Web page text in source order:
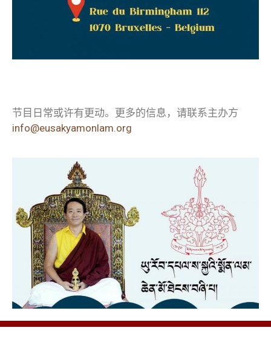
节目日常或许有更动。更多的信息，请联系主办方
info@eusakyamonlam.org